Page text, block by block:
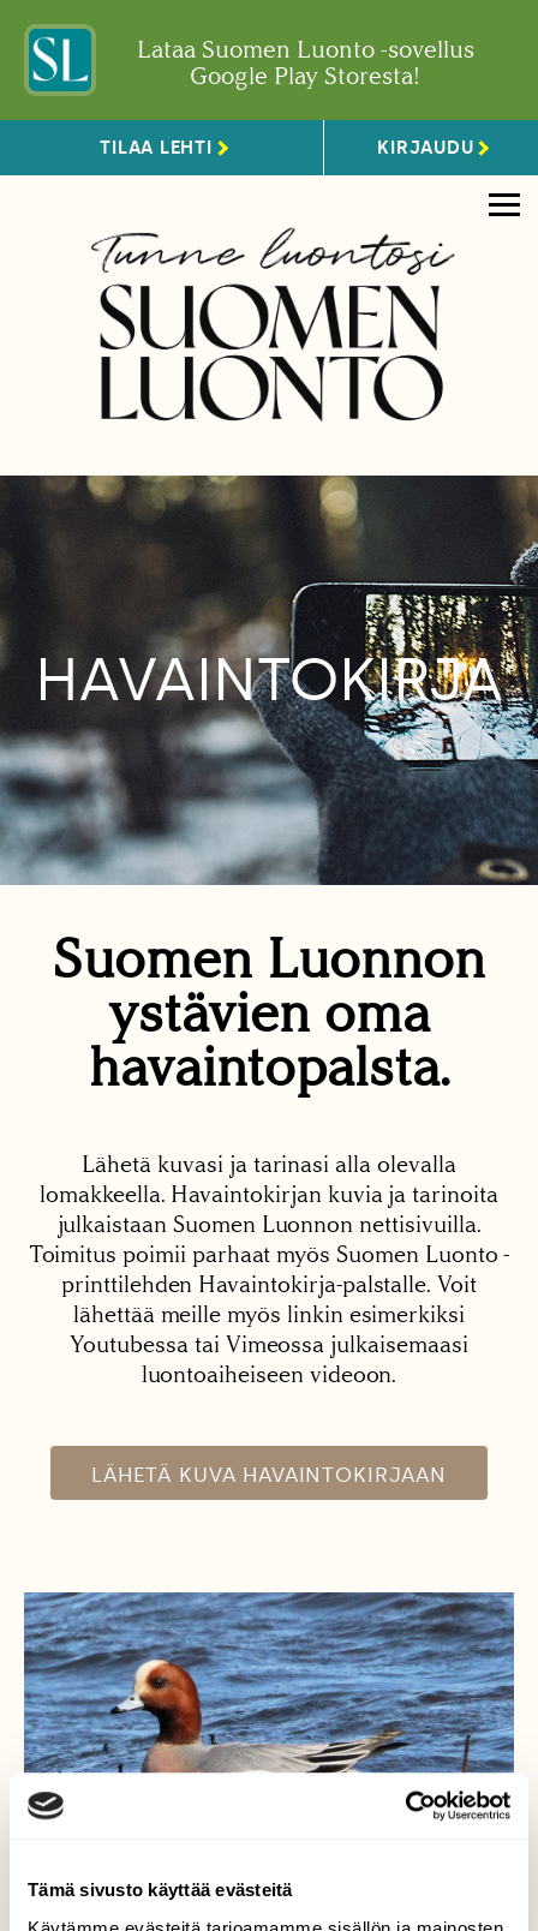
Tämä sivusto käyttää evästeitä
Lataa Suomen Luonto -sovellus
Google Play Storesta!
TILAA LEHTI KIRJAUDU
HAVAINTOKIRJA
Suomen Luonnon
ystävien oma
havaintopalsta.
Lähetä kuvasi ja tarinasi alla olevalla
lomakkeella. Havaintokirjan kuvia ja tarinoita
julkaistaan Suomen Luonnon nettisivuilla.
Toimitus poimii parhaat myös Suomen Luonto -
printtilehden Havaintokirja-palstalle. Voit
lähettää meille myös linkin esimerkiksi
Youtubessa tai Vimeossa julkaisemaasi
luontoaiheiseen videoon.
LÄHETÄ KUVA HAVAINTOKIRJAAN